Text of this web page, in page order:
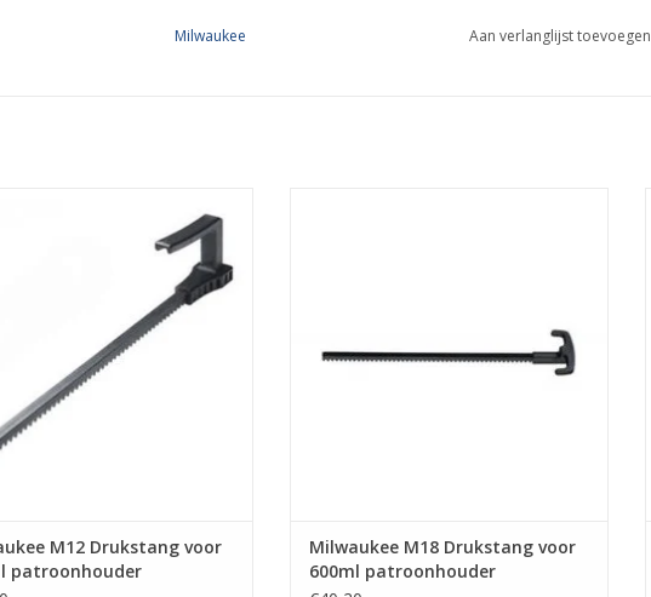
Milwaukee Aan verlanglijst toevoegen
M12 C12 PCG kitspuit
AAN WINKELWAGEN
M12 Drukstang voor
patroonhouder
Milwaukee M18 Drukstang voor
600ml patroonhouder